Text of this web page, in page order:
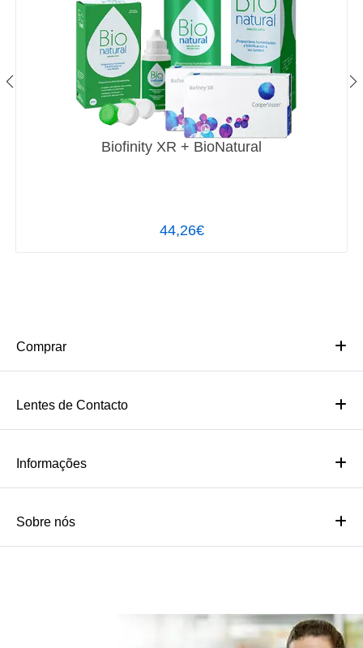
Biofinity XR + BioNatural
44,26€
Comprar
Lentes de Contacto
Informações
Sobre nós